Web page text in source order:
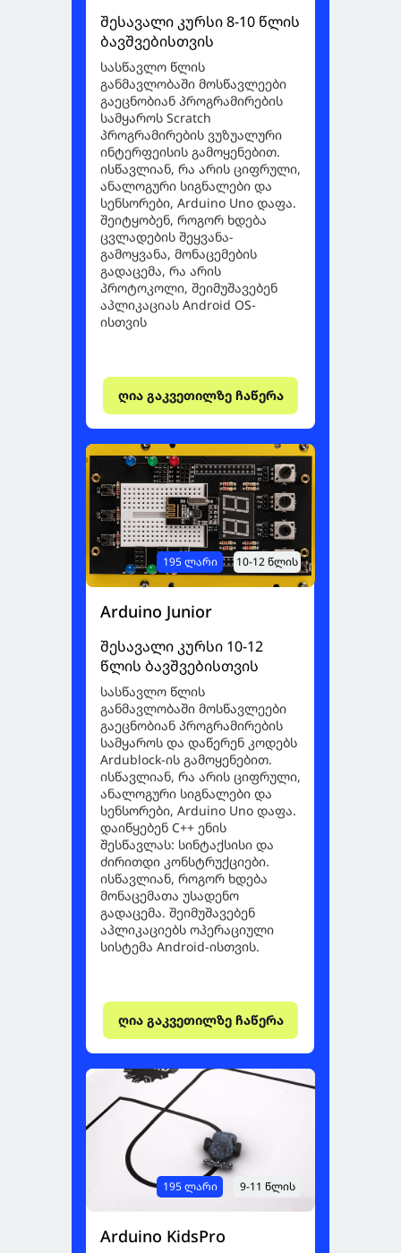
შესავალი კურსი 8-10 წლის
ბავშვებისთვის
სასწავლო წლის
განმავლობაში მოსწავლეები
გაეცნობიან პროგრამირების
სამყაროს Scratch
პროგრამირების ვუზუალური
ინტერფეისის გამოყენებით.
ისწავლიან, რა არის ციფრული,
ანალოგური სიგნალები და
სენსორები, Arduino Uno დაფა.
შეიტყობენ, როგორ ხდება
ცვლადების შეყვანა-
გამოყვანა, მონაცემების
გადაცემა, რა არის
პროტოკოლი, შეიმუშავებენ
აპლიკაციას Android OS-
ისთვის
ღია გაკვეთილზე ჩაწერა
195 ლარი 10-12 წლის
Arduino Junior
შესავალი კურსი 10-12
წლის ბავშვებისთვის
სასწავლო წლის
განმავლობაში მოსწავლეები
გაეცნობიან პროგრამირების
სამყაროს და დაწერენ კოდებს
Ardublock-ის გამოყენებით.
ისწავლიან, რა არის ციფრული,
ანალოგური სიგნალები და
სენსორები, Arduino Uno დაფა.
დაიწყებენ C++ ენის
შესწავლას: სინტაქსისი და
ძირითდი კონსტრუქციები.
ისწავლიან, როგორ ხდება
მონაცემათა უსადენო
გადაცემა. შეიმუშავებენ
აპლიკაციებს ოპერაციული
სისტემა Android-ისთვის.
ღია გაკვეთილზე ჩაწერა
195 ლარი 9-11 წლის
Arduino KidsPro